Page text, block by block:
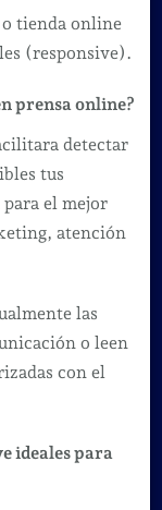
tienda online
(responsive).
prensa online?
detectar
tus
el mejor
atención
las
o leen
con el
ideales para